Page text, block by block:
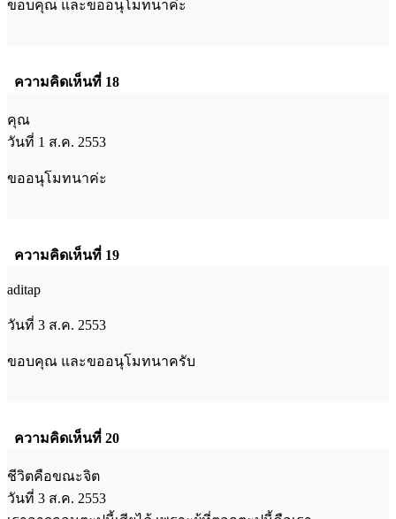
ขอบคุณ และขออนุโมทนาค่ะ
ความคิดเห็นที่ 18
คุณ
วันที่ 1 ส.ค. 2553
ขออนุโมทนาค่ะ
ความคิดเห็นที่ 19
aditap
วันที่ 3 ส.ค. 2553
ขอบคุณ และขออนุโมทนาครับ
ความคิดเห็นที่ 20
ชีวิตคือขณะจิต
วันที่ 3 ส.ค. 2553